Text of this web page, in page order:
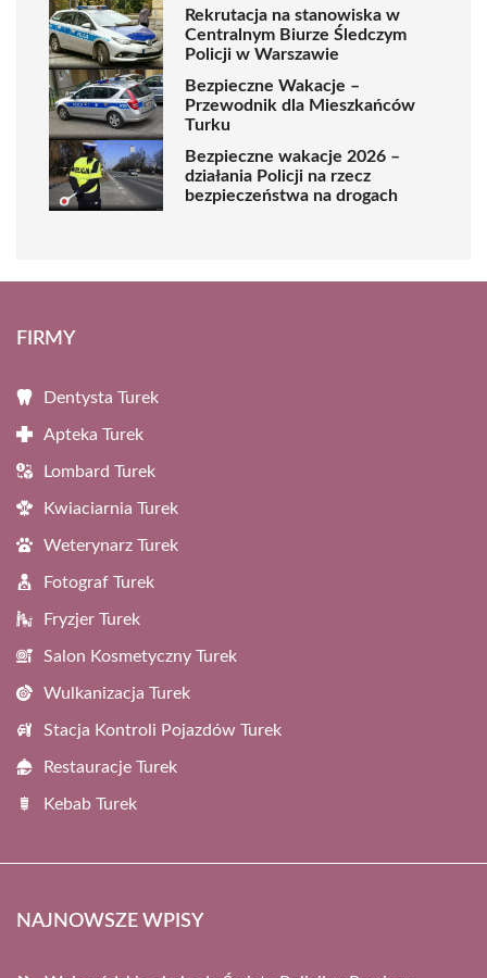
Rekrutacja na stanowiska w
Centralnym Biurze Śledczym
Policji w Warszawie
Bezpieczne Wakacje –
Przewodnik dla Mieszkańców
Turku
Bezpieczne wakacje 2026 –
działania Policji na rzecz
bezpieczeństwa na drogach
FIRMY
Dentysta Turek
Apteka Turek
Lombard Turek
Kwiaciarnia Turek
Weterynarz Turek
Fotograf Turek
Fryzjer Turek
Salon Kosmetyczny Turek
Wulkanizacja Turek
Stacja Kontroli Pojazdów Turek
Restauracje Turek
Kebab Turek
NAJNOWSZE WPISY